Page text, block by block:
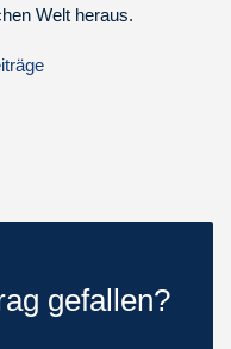
Welt heraus.
gefallen?